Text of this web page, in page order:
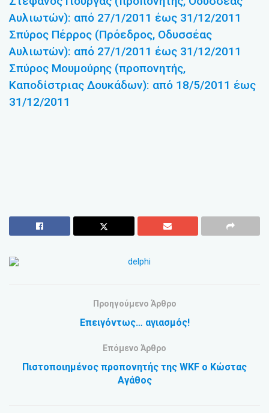
Αυλιωτών): από 27/1/2011 έως 31/12/2011
Σπύρος Πέρρος (Πρόεδρος, Οδυσσέας
Αυλιωτών): από 27/1/2011 έως 31/12/2011
Σπύρος Μουμούρης (προπονητής,
Καποδίστριας Δουκάδων): από 18/5/2011 έως
31/12/2011
Προηγούμενο Άρθρο
Επειγόντως… αγιασμός!
Επόμενο Άρθρο
Πιστοποιημένος προπονητής της WKF ο Κώστας
Αγάθος